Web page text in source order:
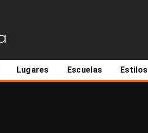
Lugares Escuelas Estilos